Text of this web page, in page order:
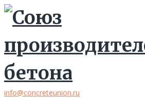
info@concreteunion.ru